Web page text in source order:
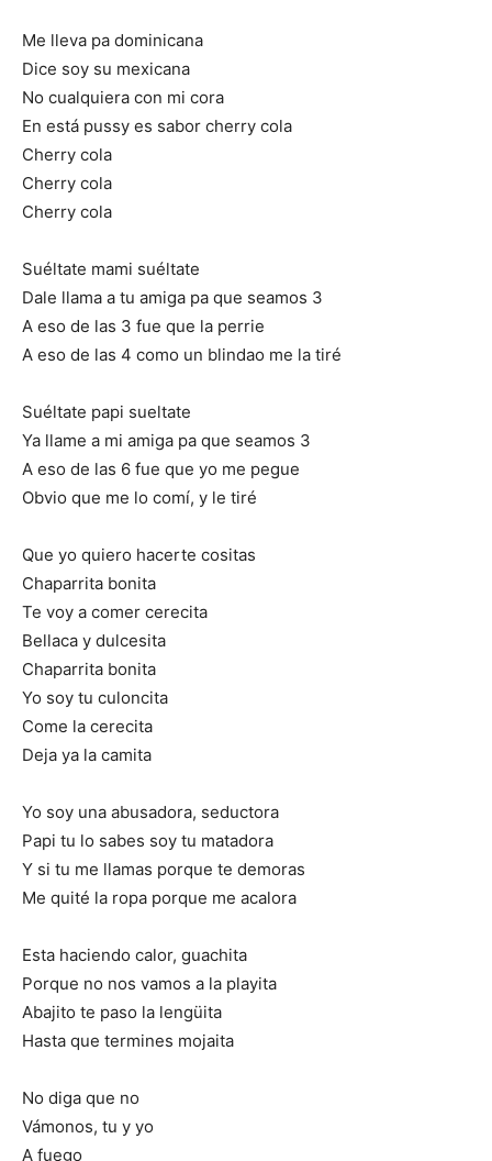
Me lleva pa dominicana
Dice soy su mexicana
No cualquiera con mi cora
En está pussy es sabor cherry cola
Cherry cola
Cherry cola
Cherry cola
Suéltate mami suéltate
Dale llama a tu amiga pa que seamos 3
A eso de las 3 fue que la perrie
A eso de las 4 como un blindao me la tiré
Suéltate papi sueltate
Ya llame a mi amiga pa que seamos 3
A eso de las 6 fue que yo me pegue
Obvio que me lo comí, y le tiré
Que yo quiero hacerte cositas
Chaparrita bonita
Te voy a comer cerecita
Bellaca y dulcesita
Chaparrita bonita
Yo soy tu culoncita
Come la cerecita
Deja ya la camita
Yo soy una abusadora, seductora
Papi tu lo sabes soy tu matadora
Y si tu me llamas porque te demoras
Me quité la ropa porque me acalora
Esta haciendo calor, guachita
Porque no nos vamos a la playita
Abajito te paso la lengüita
Hasta que termines mojaita
No diga que no
Vámonos, tu y yo
A fuego